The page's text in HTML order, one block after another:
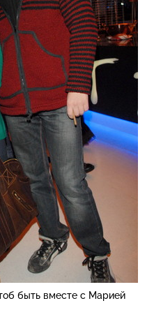
быть вместе с Марией